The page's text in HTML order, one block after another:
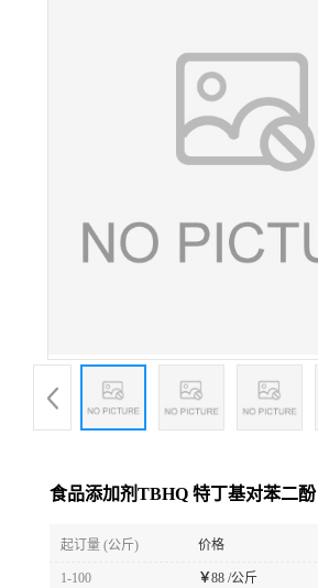
食品添加剂TBHQ 特丁基对苯二
起订量 (公斤) 价格
1-100 ￥88 /公斤